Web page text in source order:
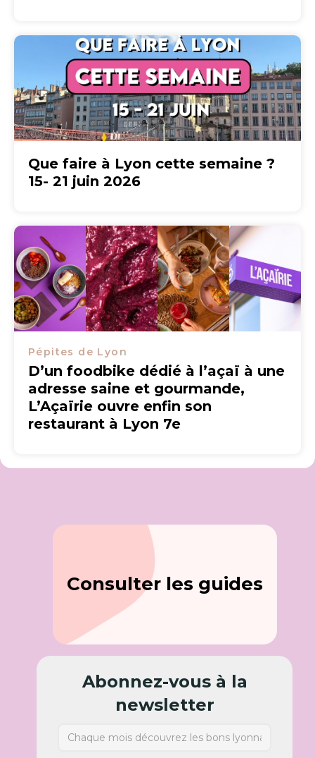
Que faire à Lyon cette semaine ?
15- 21 juin 2026
Pépites de Lyon
D’un foodbike dédié à l’açaï à une
adresse saine et gourmande,
L’Açaïrie ouvre enfin son
restaurant à Lyon 7e
Consulter les guides
Abonnez-vous à la
newsletter